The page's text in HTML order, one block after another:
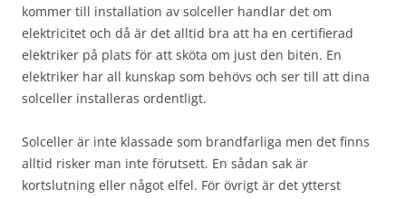
kommer till installation av solceller handlar det om
elektricitet och då är det alltid bra att ha en certifierad
elektriker på plats för att sköta om just den biten. En
elektriker har all kunskap som behövs och ser till att dina
solceller installeras ordentligt.
Solceller är inte klassade som brandfarliga men det finns
alltid risker man inte förutsett. En sådan sak är
kortslutning eller något elfel. För övrigt är det ytterst